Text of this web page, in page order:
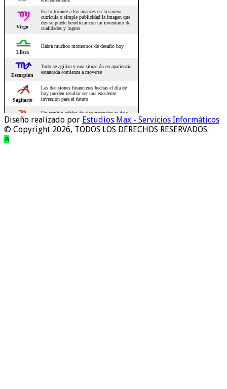
Diseño realizado por Estudios Max - Servicios Informáticos
© Copyright 2026, TODOS LOS DERECHOS RESERVADOS.